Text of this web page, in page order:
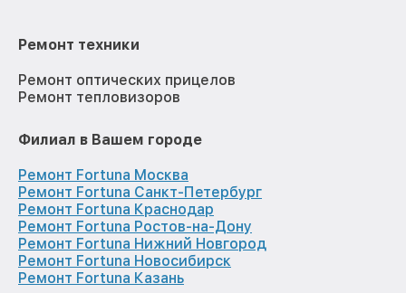
Ремонт техники
Ремонт оптических прицелов
Ремонт тепловизоров
Филиал в Вашем городе
Ремонт Fortuna Москва
Ремонт Fortuna Санкт-Петербург
Ремонт Fortuna Краснодар
Ремонт Fortuna Ростов-на-Дону
Ремонт Fortuna Нижний Новгород
Ремонт Fortuna Новосибирск
Ремонт Fortuna Казань